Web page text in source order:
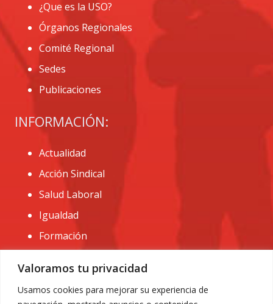
Valoramos tu privacidad
Usamos cookies para mejorar su experiencia de
¿Que es la USO?
Órganos Regionales
Comité Regional
Sedes
Publicaciones
INFORMACIÓN:
Actualidad
Acción Sindical
Salud Laboral
Igualdad
Formación
CONTACTO:
administracion@usomurcia.org